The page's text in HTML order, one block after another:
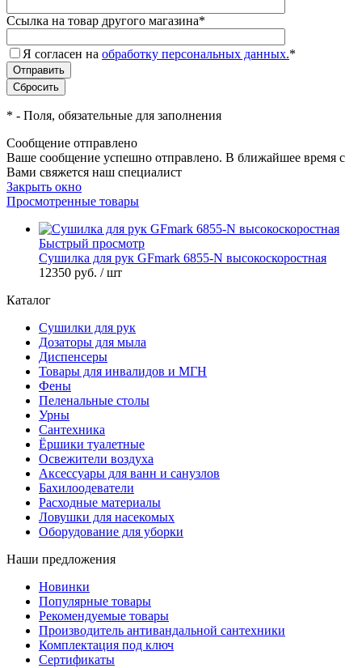
Ссылка на товар другого магазина*
Я согласен на обработку персональных данных.*
* - Поля, обязательные для заполнения
Сообщение отправлено
Ваше сообщение успешно отправлено. В ближайшее время с
Вами свяжется наш специалист
Закрыть окно
Просмотренные товары
Быстрый просмотр
Сушилка для рук GFmark 6855-N высокоскоростная
12350 руб. / шт
Каталог
Сушилки для рук
Дозаторы для мыла
Диспенсеры
Товары для инвалидов и МГН
Фены
Пеленальные столы
Урны
Сантехника
Ёршики туалетные
Освежители воздуха
Аксессуары для ванн и санузлов
Бахилоодеватели
Расходные материалы
Ловушки для насекомых
Оборудование для уборки
Наши предложения
Новинки
Популярные товары
Рекомендуемые товары
Производитель антивандальной сантехники
Комплектация под ключ
Сертификаты